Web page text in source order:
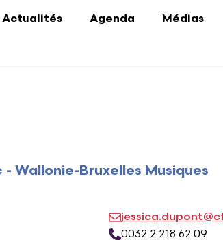
Actualités Agenda Médias
Wallonie-Bruxelles Musiques
0032 2 218 62 09